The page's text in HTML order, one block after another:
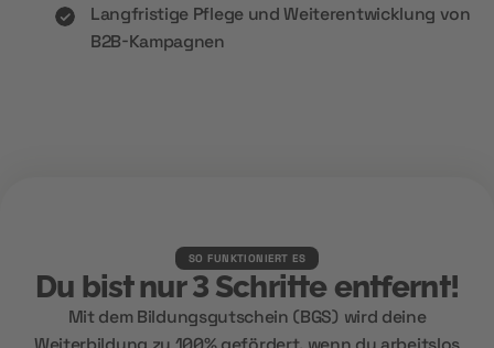
Langfristige Pflege und Weiterentwicklung von
B2B-Kampagnen
SO FUNKTIONIERT ES
Du bist nur 3 Schritte entfernt!
Mit dem Bildungsgutschein (BGS) wird deine